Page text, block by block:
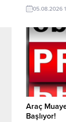
330 TL
yatırımcılar
gününde
eğilimi
TL’ye kadar
544 TL,
05.08.2026
Araç
Başlıyor!